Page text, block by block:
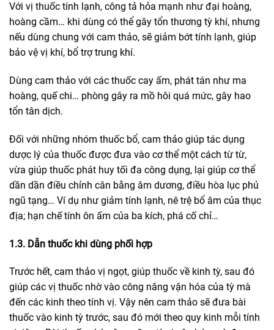
Với vị thuốc tính lạnh, công tả hỏa mạnh như đại hoàng,
hoàng cầm… khi dùng có thể gây tổn thương tỳ khí, nhưng
nếu dùng chung với cam thảo, sẽ giảm bớt tính lạnh, giúp
bảo vệ vị khí, bổ trợ trung khí.
Dùng cam thảo với các thuốc cay ấm, phát tán như ma
hoàng, quế chi… phòng gây ra mồ hôi quá mức, gây hao
tổn tân dịch.
‎Đối với những nhóm thuốc bổ, cam thảo giúp tác dụng
dược lý của thuốc được đưa vào cơ thể một cách từ từ,
vừa giúp thuốc phát huy tối đa công dụng, lại giúp cơ thể
dần dần điều chỉnh cân bằng âm dương, điều hòa lục phủ
ngũ tạng… Ví dụ như giảm tính lạnh, nê trệ bổ âm của thục
địa; hạn chế tính ôn ấm của ba kích, phá cố chỉ…
1.3. Dẫn thuốc khi dùng phối hợp
Trước hết, cam thảo vị ngọt, giúp thuốc về kinh tỳ, sau đó
giúp các vị thuốc nhờ vào công năng vận hóa của tỳ mà
đến các kinh theo tính vị. Vậy nên cam thảo sẽ đưa bài
thuốc vào kinh tỳ trước, sau đó mới theo quy kinh mỗi tính